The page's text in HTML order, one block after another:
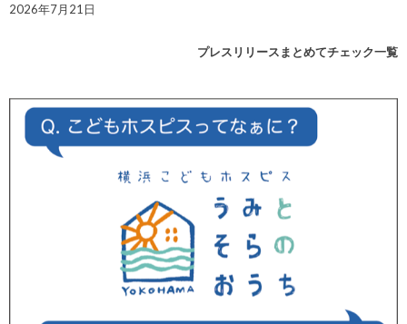
2026年7月21日
プレスリリースまとめてチェック一覧